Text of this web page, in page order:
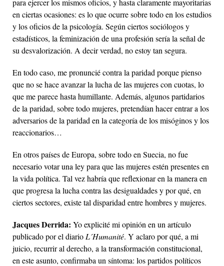
en ciertas ocasiones: es lo que ocurre sobre todo en los estudios
y los oficios de la psicología. Según ciertos sociólogos y
estadísticos, la feminización de una profesión sería la señal de
su desvalorización. A decir verdad, no estoy tan segura.
En todo caso, me pronuncié contra la paridad porque pienso
que no se hace avanzar la lucha de las mujeres con cuotas, lo
que me parece hasta humillante. Además, algunos partidarios
de la paridad, sobre todo mujeres, pretendían hacer entrar a los
adversarios de la paridad en la categoría de los misóginos y los
reaccionarios…
En otros países de Europa, sobre todo en Suecia, no fue
necesario votar una ley para que las mujeres estén presentes en
la vida política. Tal vez habría que reflexionar en la manera en
que progresa la lucha contra las desigualdades y por qué, en
ciertos sectores, existe tal disparidad entre hombres y mujeres.
Jacques Derrida: Yo explicité mi opinión en un artículo
publicado por el diario L´Humanité. Y aclaro por qué, a mi
juicio, recurrir al derecho, a la transformación constitucional,
en este asunto, confirmaba un síntoma: los partidos políticos